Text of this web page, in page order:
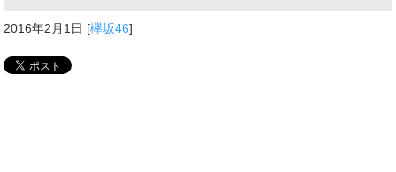
2016年2月1日 [欅坂46]